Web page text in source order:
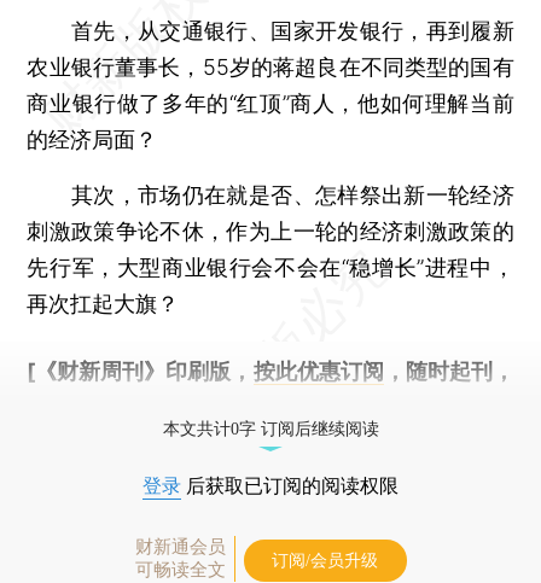
首先，从交通银行、国家开发银行，再到履新
农业银行董事长，55岁的蒋超良在不同类型的国有
商业银行做了多年的“红顶”商人，他如何理解当前
的经济局面？
其次，市场仍在就是否、怎样祭出新一轮经济
刺激政策争论不休，作为上一轮的经济刺激政策的
先行军，大型商业银行会不会在“稳增长”进程中，
再次扛起大旗？
[《财新周刊》印刷版， 按此优惠订阅 ，随时起刊，
本文共计0字 订阅后继续阅读
登录 后获取已订阅的阅读权限
财新通会员
可畅读全文
订阅/会员升级